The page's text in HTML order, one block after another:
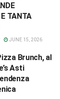
TANTA
JUNE 15, 2026
Brunch, al
Asti